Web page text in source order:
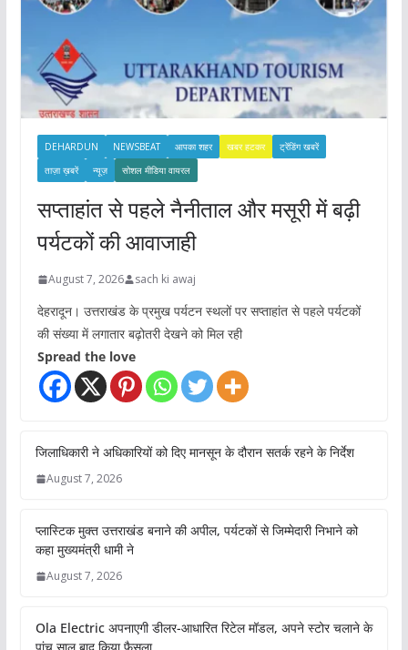
DEHARDUN NEWSBEAT आपका शहर खबर हटकर
ट्रेंडिंग खबरें
ताज़ा ख़बरें
न्यूज़ सोशल मीडिया वायरल
सप्ताहांत से पहले नैनीताल और मसूरी में बढ़ी
पर्यटकों की आवाजाही
August 7, 2026 sach ki awaj
देहरादून। उत्तराखंड के प्रमुख पर्यटन स्थलों पर सप्ताहांत से पहले पर्यटकों
की संख्या में लगातार बढ़ोतरी देखने को मिल रही
Spread the love
जिलाधिकारी ने अधिकारियों को दिए मानसून के दौरान सतर्क रहने के निर्देश
August 7, 2026
प्लास्टिक मुक्त उत्तराखंड बनाने की अपील, पर्यटकों से जिम्मेदारी निभाने को
कहा मुख्यमंत्री धामी ने
August 7, 2026
Ola Electric अपनाएगी डीलर-आधारित रिटेल मॉडल, अपने स्टोर चलाने के